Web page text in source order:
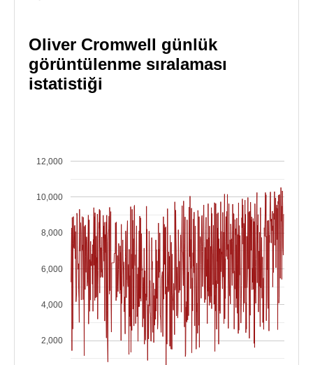
Oliver Cromwell günlük
görüntülenme sıralaması
istatistiği
2,000
4,000
6,000
8,000
10,000
12,000